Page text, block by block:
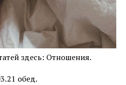
здесь: Отношения.
обед.